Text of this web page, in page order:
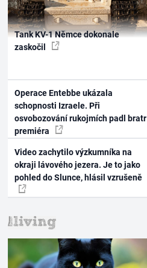
Tank KV-1 Němce dokonale
zaskočil
Operace Entebbe ukázala
schopnosti Izraele. Při
osvobozování rukojmích padl bratr
premiéra
Video zachytilo výzkumníka na
okraji lávového jezera. Je to jako
pohled do Slunce, hlásil vzrušeně